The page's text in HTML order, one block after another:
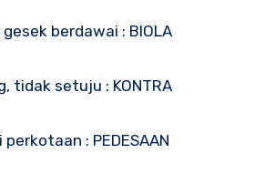
berdawai : BIOLA
tidak setuju : KONTRA
: PEDESAAN